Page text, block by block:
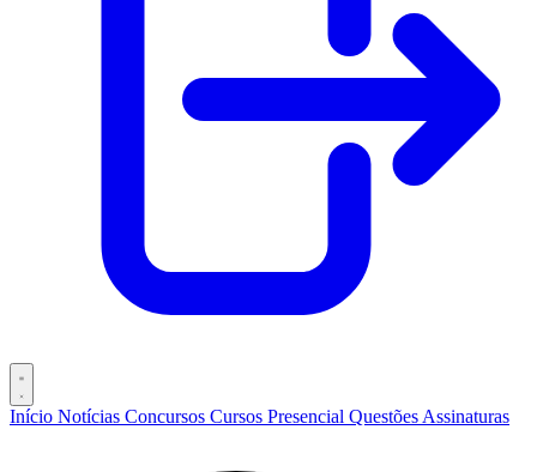
Início Notícias Concursos Cursos Presencial Questões Assinaturas